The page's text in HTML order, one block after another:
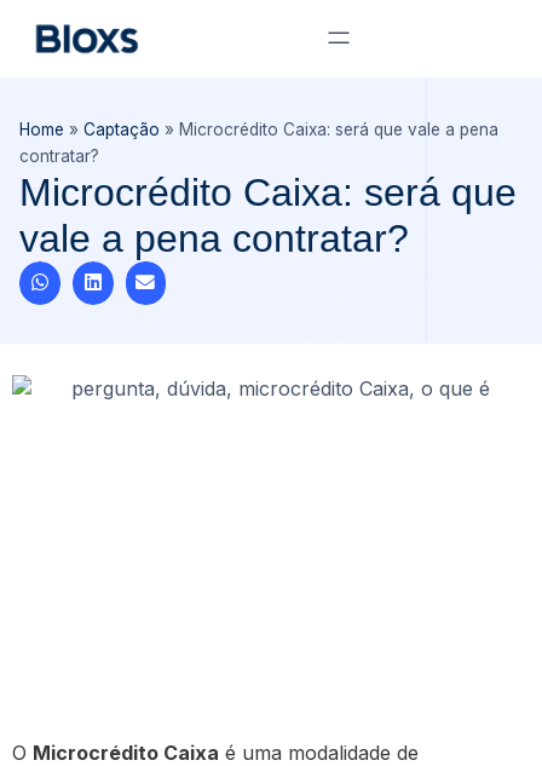
Home » Captação » Microcrédito Caixa: será que vale a pena
contratar?
Microcrédito Caixa: será que
vale a pena contratar?
O Microcrédito Caixa é uma modalidade de